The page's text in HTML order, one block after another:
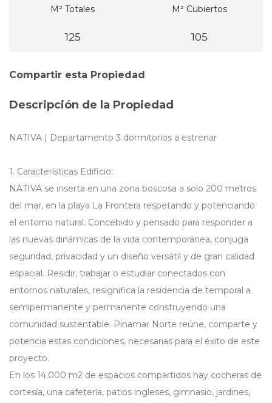
M² Totales
125
M² Cubiertos
105
Compartir esta Propiedad
Descripción de la Propiedad
NATIVA | Departamento 3 dormitorios a estrenar
1. Características Edificio:
NATIVA se inserta en una zona boscosa a solo 200 metros
del mar, en la playa La Frontera respetando y potenciando
el entorno natural. Concebido y pensado para responder a
las nuevas dinámicas de la vida contemporánea, conjuga
seguridad, privacidad y un diseño versátil y de gran calidad
espacial. Residir, trabajar o estudiar conectados con
entornos naturales, resignifica la residencia de temporal a
semipermanente y permanente construyendo una
comunidad sustentable. Pinamar Norte reúne, comparte y
potencia estas condiciones, necesarias para el éxito de este
proyecto.
En los 14.000 m2 de espacios compartidos hay cocheras de
cortesía, una cafetería, patios ingleses, gimnasio, jardines,